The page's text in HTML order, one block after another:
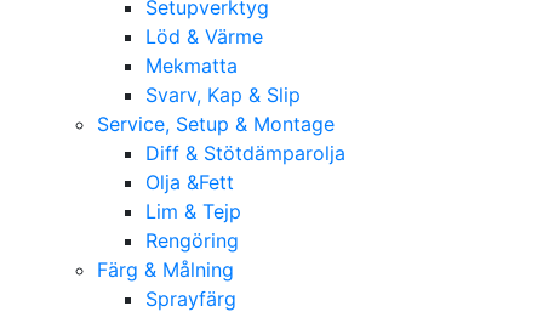
Setupverktyg
Löd & Värme
Mekmatta
Svarv, Kap & Slip
Service, Setup & Montage
Diff & Stötdämparolja
Olja &Fett
Lim & Tejp
Rengöring
Färg & Målning
Sprayfärg